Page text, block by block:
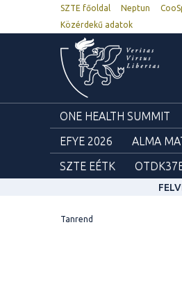
SZTE főoldal Neptun
Közérdekű adatok
ONE HEALTH SUMMIT
EFYE 2026
ALMA
SZTE EÉTK
Tanrend